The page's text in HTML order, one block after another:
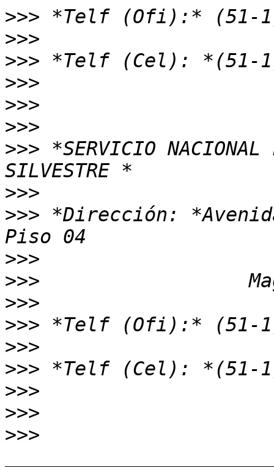
>>>
>>>
>>>
>>>
>>>
>>>
>>> *SERVICIO NACIONAL
>>>
>>> *Dirección:
>>>
>>>
>>>
>>>
>>>
>>>
>>>
>>>
>>>